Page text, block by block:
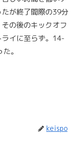
が終了間際の39分
の後のキックオフ
イに至らず。14-
た。
keispo